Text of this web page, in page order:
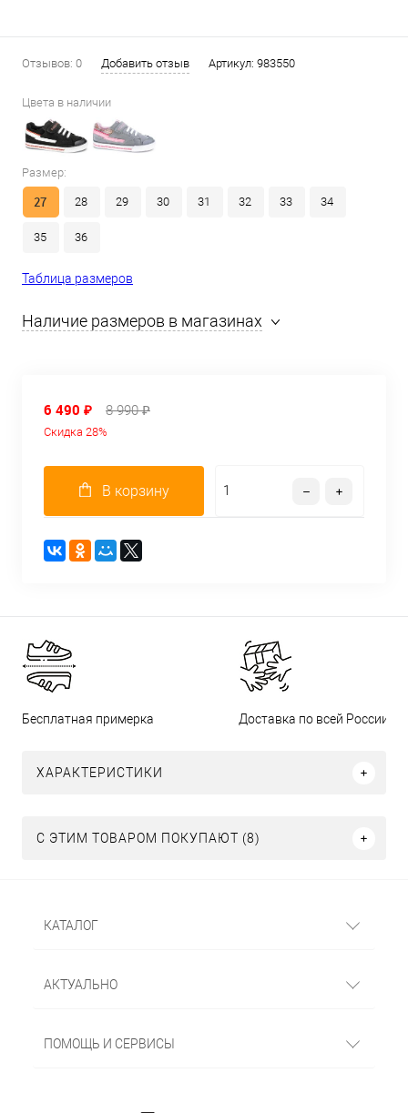
Отзывов: 0 Добавить отзыв Артикул: 983550
Цвета в наличии
Размер:
27 28 29 30 31 32 33 34
35 36
Таблица размеров
Наличие размеров в магазинах
6 490 ₽ 8 990 ₽
Скидка 28%
В корзину
Бесплатная примерка Доставка по всей России
ХАРАКТЕРИСТИКИ
С ЭТИМ ТОВАРОМ ПОКУПАЮТ (8)
КАТАЛОГ
АКТУАЛЬНО
ПОМОЩЬ И СЕРВИСЫ